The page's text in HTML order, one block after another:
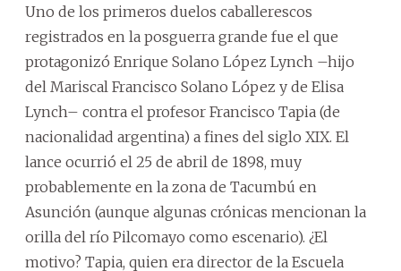
Uno de los primeros duelos caballerescos
registrados en la posguerra grande fue el que
protagonizó Enrique Solano López Lynch –hijo
del Mariscal Francisco Solano López y de Elisa
Lynch– contra el profesor Francisco Tapia (de
nacionalidad argentina) a fines del siglo XIX. El
lance ocurrió el 25 de abril de 1898, muy
probablemente en la zona de Tacumbú en
Asunción (aunque algunas crónicas mencionan la
orilla del río Pilcomayo como escenario). ¿El
motivo? Tapia, quien era director de la Escuela